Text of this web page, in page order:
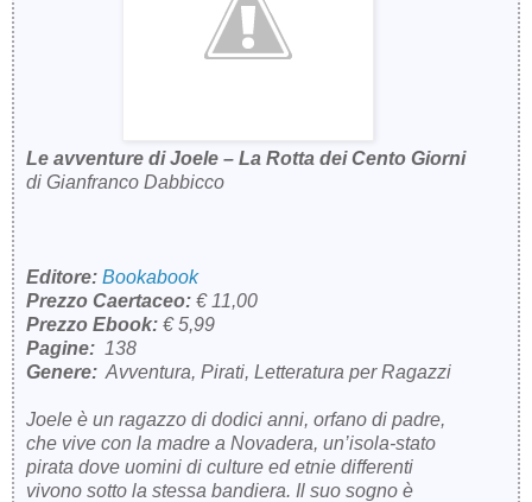
Le avventure di Joele – La Rotta dei Cento Giorni
di Gianfranco Dabbicco
Editore: Bookabook
Prezzo Caertaceo: € 11,00
Prezzo Ebook: € 5,99
Pagine: 138
Genere: Avventura, Pirati, Letteratura per Ragazzi
Joele è un ragazzo di dodici anni, orfano di padre,
che vive con la madre a Novadera, un’isola-stato
pirata dove uomini di culture ed etnie differenti
vivono sotto la stessa bandiera. Il suo sogno è